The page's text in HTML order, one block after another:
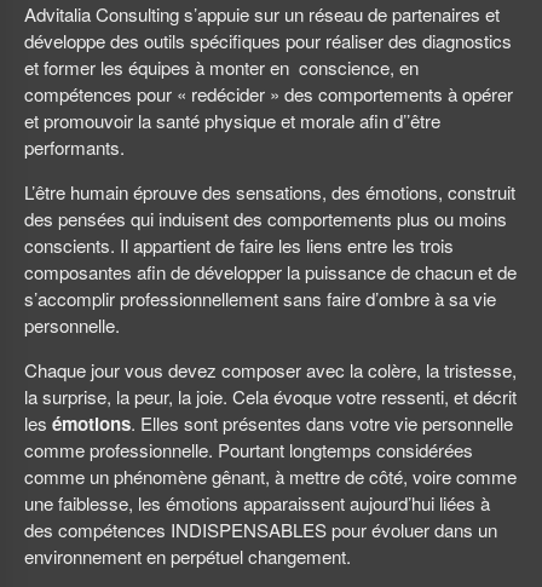
Advitalia Consulting s’appuie sur un réseau de partenaires et
développe des outils spécifiques pour réaliser des diagnostics
et former les équipes à monter en conscience, en
compétences pour « redécider » des comportements à opérer
et promouvoir la santé physique et morale afin d’’être
performants.
L’être humain éprouve des sensations, des émotions, construit
des pensées qui induisent des comportements plus ou moins
conscients. Il appartient de faire les liens entre les trois
composantes afin de développer la puissance de chacun et de
s’accomplir professionnellement sans faire d’ombre à sa vie
personnelle.
Chaque jour vous devez composer avec la colère, la tristesse,
la surprise, la peur, la joie. Cela évoque votre ressenti, et décrit
les émotions. Elles sont présentes dans votre vie personnelle
comme professionnelle. Pourtant longtemps considérées
comme un phénomène gênant, à mettre de côté, voire comme
une faiblesse, les émotions apparaissent aujourd’hui liées à
des compétences INDISPENSABLES pour évoluer dans un
environnement en perpétuel changement.